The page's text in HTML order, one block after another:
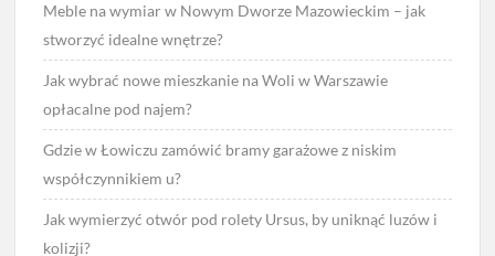
Meble na wymiar w Nowym Dworze Mazowieckim – jak
stworzyć idealne wnętrze?
Jak wybrać nowe mieszkanie na Woli w Warszawie
opłacalne pod najem?
Gdzie w Łowiczu zamówić bramy garażowe z niskim
współczynnikiem u?
Jak wymierzyć otwór pod rolety Ursus, by uniknąć luzów i
kolizji?